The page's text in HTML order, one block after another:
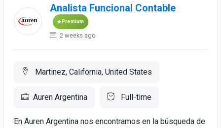
Analista Funcional Contable
Premium
2 weeks ago
Martinez, California, United States
Auren Argentina Full-time
En Auren Argentina nos encontramos en la búsqueda de